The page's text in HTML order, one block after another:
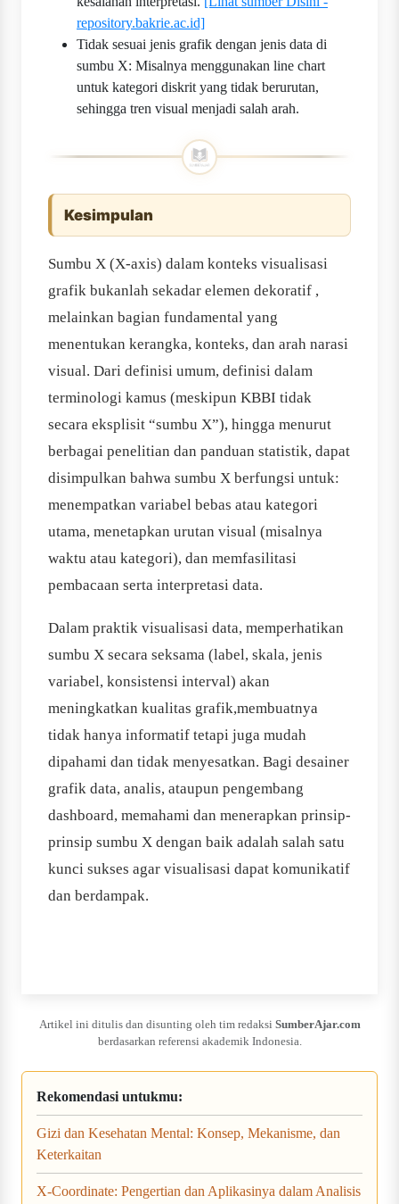
repository.bakrie.ac.id]
Tidak sesuai jenis grafik dengan jenis data di
sumbu X: Misalnya menggunakan line chart
untuk kategori diskrit yang tidak berurutan,
sehingga tren visual menjadi salah arah.
Kesimpulan
Sumbu X (X-axis) dalam konteks visualisasi
grafik bukanlah sekadar elemen dekoratif ,
melainkan bagian fundamental yang
menentukan kerangka, konteks, dan arah narasi
visual. Dari definisi umum, definisi dalam
terminologi kamus (meskipun KBBI tidak
secara eksplisit “sumbu X”), hingga menurut
berbagai penelitian dan panduan statistik, dapat
disimpulkan bahwa sumbu X berfungsi untuk:
menempatkan variabel bebas atau kategori
utama, menetapkan urutan visual (misalnya
waktu atau kategori), dan memfasilitasi
pembacaan serta interpretasi data.
Dalam praktik visualisasi data, memperhatikan
sumbu X secara seksama (label, skala, jenis
variabel, konsistensi interval) akan
meningkatkan kualitas grafik,membuatnya
tidak hanya informatif tetapi juga mudah
dipahami dan tidak menyesatkan. Bagi desainer
grafik data, analis, ataupun pengembang
dashboard, memahami dan menerapkan prinsip-
prinsip sumbu X dengan baik adalah salah satu
kunci sukses agar visualisasi dapat komunikatif
dan berdampak.
Artikel ini ditulis dan disunting oleh tim redaksi SumberAjar.com
berdasarkan referensi akademik Indonesia.
Rekomendasi untukmu:
Gizi dan Kesehatan Mental: Konsep, Mekanisme, dan
Keterkaitan
X-Coordinate: Pengertian dan Aplikasinya dalam Analisis